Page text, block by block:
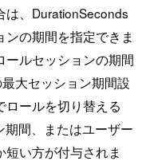
、DurationSeconds
の期間を指定できま
ルセッションの期間
大セッション期間設
ロールを切り替える
期間、またはユーザー
い方が付与されま